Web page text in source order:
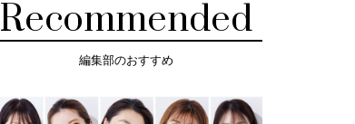
Recommended
編集部のおすすめ